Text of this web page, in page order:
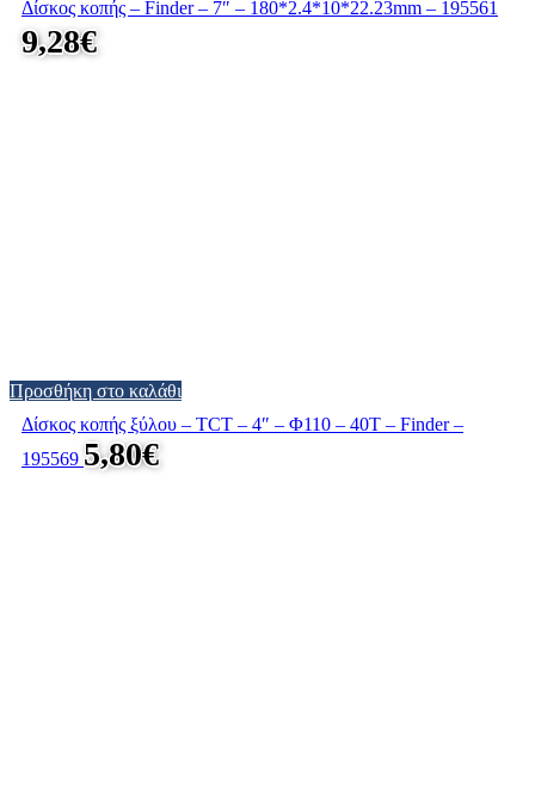
Δίσκος κοπής – Finder – 7″ – 180*2.4*10*22.23mm – 195561
9,28€
Προσθήκη στο καλάθι
Δίσκος κοπής ξύλου – TCT – 4″ – Φ110 – 40T – Finder –
195569 5,80€